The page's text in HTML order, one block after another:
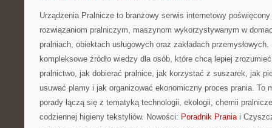
Urządzenia Pralnicze to branżowy serwis internetowy
rozwiązaniom pralniczym, maszynom wykorzystywanym w
pralniach, obiektach usługowych oraz zakładach
kompleksowe źródło wiedzy dla osób, które chcą lepiej
pralnictwo, jak dobierać pralnice, jak korzystać z suszarek, jak
usuwać plamy i jak organizować ekonomiczny proces prania. To
porady łączą się z tematyką technologii, ekologii, chemii
codziennej higieny tekstyliów. Nowości: Poradnik Praniai